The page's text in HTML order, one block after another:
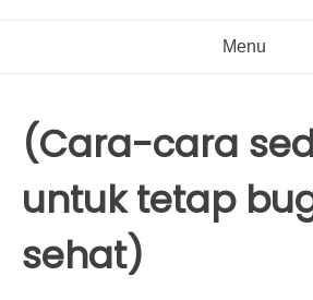
Menu
(Cara-cara
untuk tetap
sehat)